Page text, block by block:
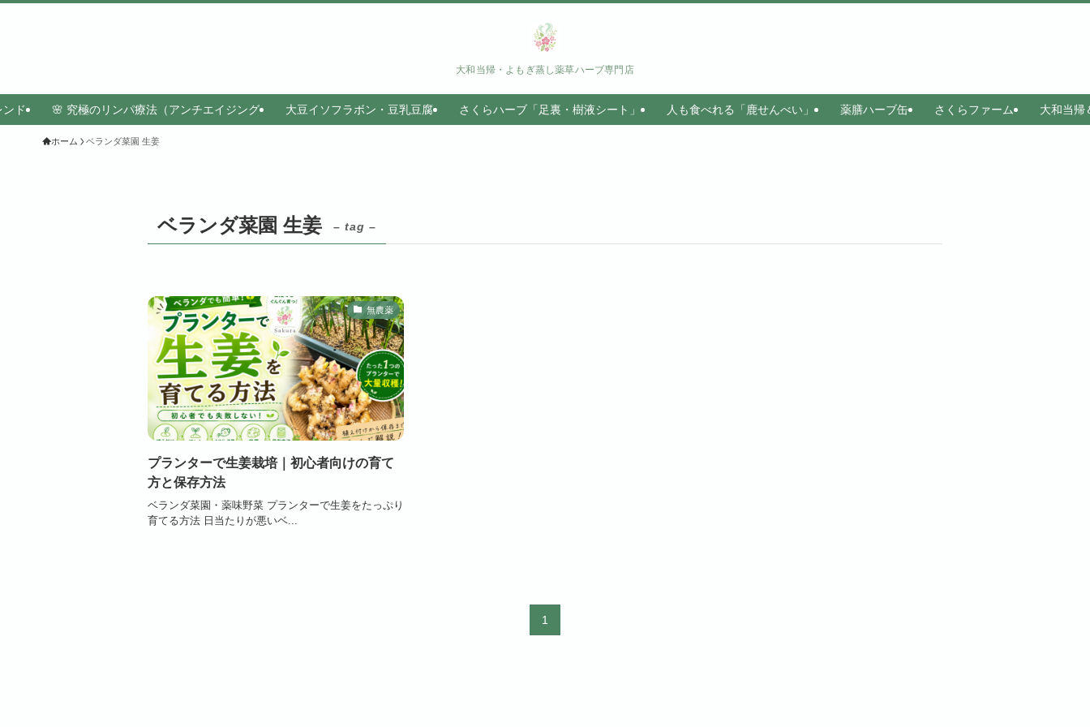
大和当帰・よもぎ蒸し薬草ハーブ専門店
ド 🌸 究極のリンパ療法（アンチエイジング 大豆イソフラボン・豆乳豆腐 さくらハーブ「足裏・樹液シート」 人も食べれる「鹿せんべい」 薬膳ハーブ缶 さくらファーム 大和当帰
ホーム ベランダ菜園 生姜
ベランダ菜園 生姜 – tag –
無農薬
プランターで生姜栽培｜初心者向けの育て
方と保存方法
ベランダ菜園・薬味野菜 プランターで生姜をたっぷり
育てる方法 日当たりが悪いベ...
1